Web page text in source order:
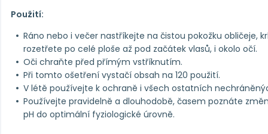
Použití:
Ráno nebo i večer nastříkejte na čistou pokožku obličeje,
rozetřete po celé ploše až pod začátek vlasů, i okolo očí.
Oči chraňte před přímým vstříknutím.
Při tomto ošetření vystačí obsah na 120 použití.
V létě používejte k ochraně i všech ostatních
Používejte pravidelně a dlouhodobě, časem poznáte
pH do optimální fyziologické úrovně.​